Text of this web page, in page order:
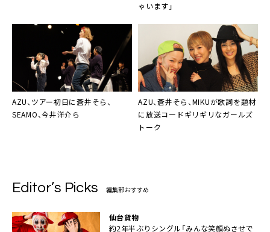
ゃいます」
AZU、ツアー初日に蒼井そら、
SEAMO、今井洋介ら
AZU、蒼井そら 、 MIKUが歌詞を題材
に放送コードギリギリなガールズ
トーク
Editor’s Picks 編集部おすすめ
仙台貨物
約2年半ぶりシングル「みんな笑顔ぬさせで